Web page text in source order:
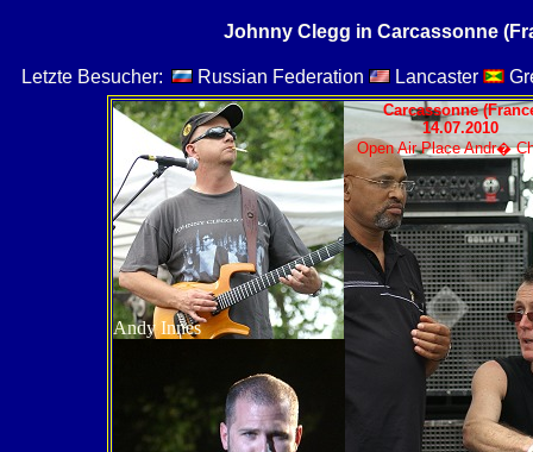
Johnny Clegg in Carcassonne
Letzte Besucher: Russian Federation Lancaster
Andy Innes
Carcassonne
14.07.2010
Open Air Place Andr�